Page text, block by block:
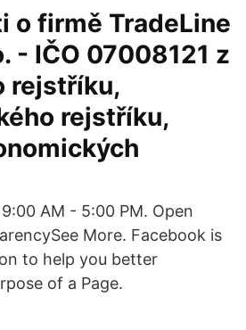
o firmě TradeLine
- IČO 07008121 z
rejstříku,
rejstříku,
AM - 5:00 PM. Open
More. Facebook is
to help you better
of a Page.